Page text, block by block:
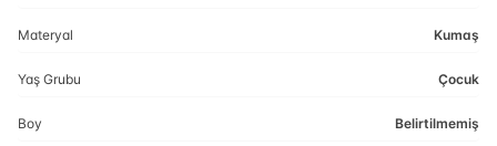
Materyal Kumaş
Yaş Grubu Çocuk
Boy Belirtilmemiş